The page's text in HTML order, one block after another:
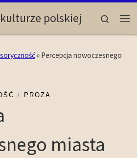
polskiej
Search
» Percepcja nowoczesnego
PROZA
miasta